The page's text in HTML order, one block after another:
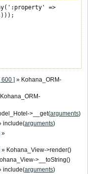
600 ] » Kohana_ORM-
>__get(arguments)
include(arguments)
»
» Kohana_View->render()
>__toString()
include(arguments)